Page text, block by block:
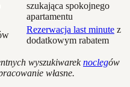
szukająca spokojnego
apartamentu
Rezerwacja last minute z
dodatkowym rabatem
wyszukiwareknoclegów
własne.